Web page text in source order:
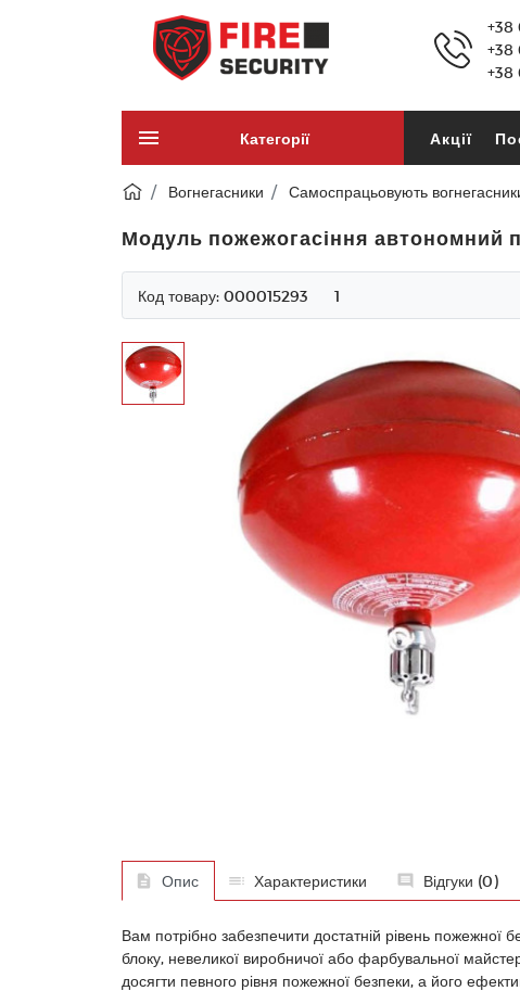
+38
+38
+38
Категорії Акції
Вогнегасники Самоспрацьовують
Модуль пожежогасіння автономний
Код товару: 000015293 1
Опис Характеристики Відгуки (0)
Вам потрібно забезпечити достатній рівень пожежної
блоку, невеликої виробничої або фарбувальної
досягти певного рівня пожежної безпеки, а його